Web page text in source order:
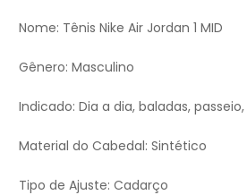
Nome: Tênis Nike Air Jordan 1 MID
Gênero: Masculino
Indicado: Dia a dia, baladas,
Material do Cabedal: Sintético
Tipo de Ajuste: Cadarço